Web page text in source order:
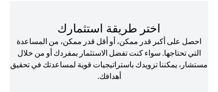
اختر طريقة استثمارك
احصل على أكبر قدر ممكن، أو أقل قدر ممكن، من المساعدة
التي تحتاجها. سواء كنت تفضل الاستثمار بمفردك أو من خلال
مستشار، يمكننا تزويدك باستراتيجيات قوية لمساعدتك في تحقيق
أهدافك.